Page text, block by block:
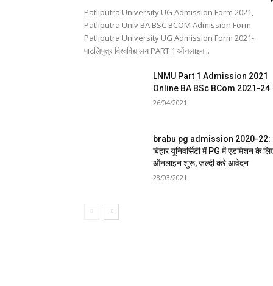
Patliputra University UG Admission Form 2021,
Patliputra Univ BA BSC BCOM Admission Form
Patliputra University UG Admission Form 2021-
पाटलिपुत्र विश्वविद्यालय PART 1 ऑनलाइन...
LNMU Part 1 Admission 2021
Online BA BSc BCom 2021-24
26/04/2021
brabu pg admission 2020-22:
बिहार यूनिवर्सिटी में PG में एडमिशन के
ऑनलाइन शुरू, जल्दी करे आवेदन
28/03/2021